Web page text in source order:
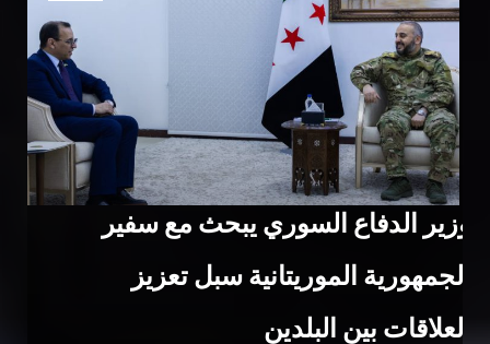
وزير الدفاع السوري يبحث مع سفير
الجمهورية الموريتانية سبل تعزيز
العلاقات بين البلدين